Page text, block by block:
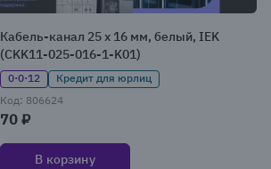
Кабель-канал 25 x 16 мм, белый, IEK
(CKK11-025-016-1-K01)
0·0·12
Кредит для юрлиц
Код: 806624
70 ₽
В корзину